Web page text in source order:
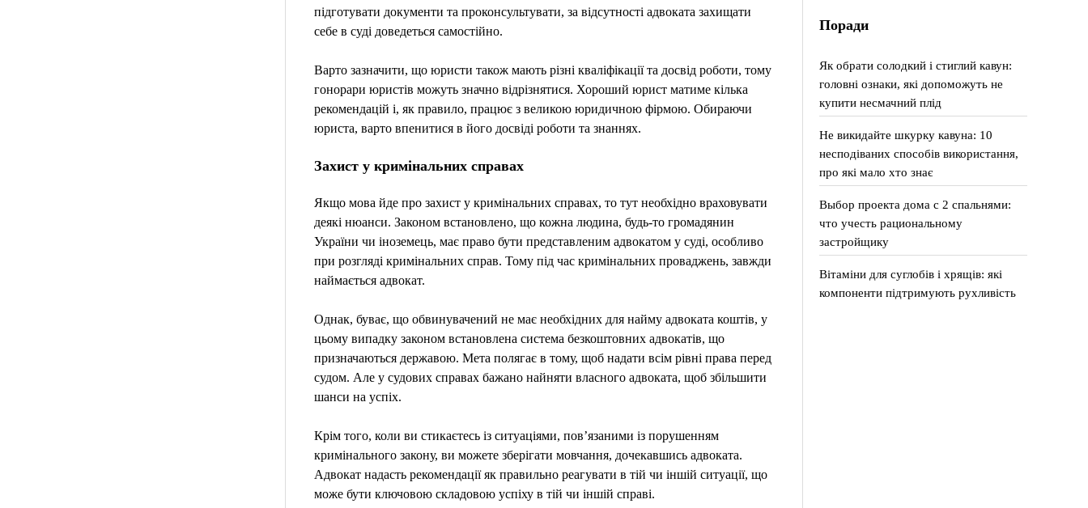
підготувати документи та проконсультувати, за відсутності адвоката захищати
себе в суді доведеться самостійно.
Варто зазначити, що юристи також мають різні кваліфікації та досвід роботи, тому
гонорари юристів можуть значно відрізнятися. Хороший юрист матиме кілька
рекомендацій і, як правило, працює з великою юридичною фірмою. Обираючи
юриста, варто впенитися в його досвіді роботи та знаннях.
Захист у кримінальних справах
Якщо мова йде про захист у кримінальних справах, то тут необхідно враховувати
деякі нюанси. Законом встановлено, що кожна людина, будь-то громадянин
України чи іноземець, має право бути представленим адвокатом у суді, особливо
при розгляді кримінальних справ. Тому під час кримінальних проваджень, завжди
наймається адвокат.
Однак, буває, що обвинувачений не має необхідних для найму адвоката коштів, у
цьому випадку законом встановлена система безкоштовних адвокатів, що
призначаються державою. Мета полягає в тому, щоб надати всім рівні права перед
судом. Але у судових справах бажано найняти власного адвоката, щоб збільшити
шанси на успіх.
Крім того, коли ви стикаєтесь із ситуаціями, пов’язаними із порушенням
кримінального закону, ви можете зберігати мовчання, дочекавшись адвоката.
Адвокат надасть рекомендації як правильно реагувати в тій чи іншій ситуації, що
може бути ключовою складовою успіху в тій чи іншій справі.
Поради
Як обрати солодкий і стиглий кавун:
головні ознаки, які допоможуть не
купити несмачний плід
Не викидайте шкурку кавуна: 10
несподіваних способів використання,
про які мало хто знає
Выбор проекта дома с 2 спальнями:
что учесть рациональному
застройщику
Вітаміни для суглобів і хрящів: які
компоненти підтримують рухливість